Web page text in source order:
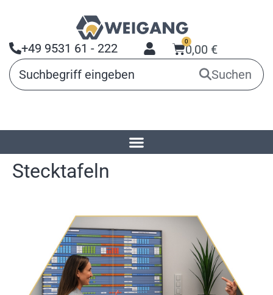
+49 9531 61 - 222 0,00 €
0
Suchen
»Planungstafeln
Stecktafeln